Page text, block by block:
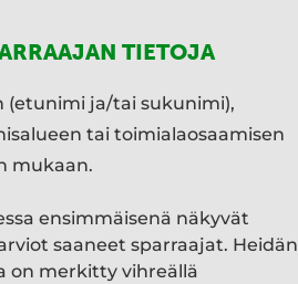
TIETOJA
(etunimi ja/tai sukunimi),
tai toimialaosaamisen
mukaan.
ensimmäisenä näkyvät
saaneet sparraajat. Heidän
on merkitty vihreällä